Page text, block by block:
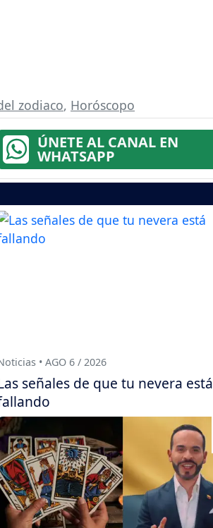
zodiaco, Horóscopo
ÚNETE AL CANAL EN
WHATSAPP
• AGO 6 / 2026
señales de que tu nevera está